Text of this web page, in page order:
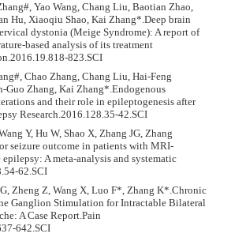
Yao Wang, Chang Liu, Baotian Zhao,
Hu, Xiaoqiu Shao, Kai Zhang*.Deep brain
dystonia (Meige Syndrome): A report of
based analysis of its treatment
823.SCI
Chao Zhang, Chang Liu, Hai-Feng
Guo Zhang, Kai Zhang*.Endogenous
and their role in epileptogenesis after
Research.2016.128.35-42.SCI
Y, Hu W, Shao X, Zhang JG, Zhang
seizure outcome in patients with MRI-
A meta-analysis and systematic
62.SCI
Zheng Z, Wang X, Luo F*, Zhang K*.Chronic
Ganglion Stimulation for Intractable Bilateral
A Case Report.Pain
642.SCI